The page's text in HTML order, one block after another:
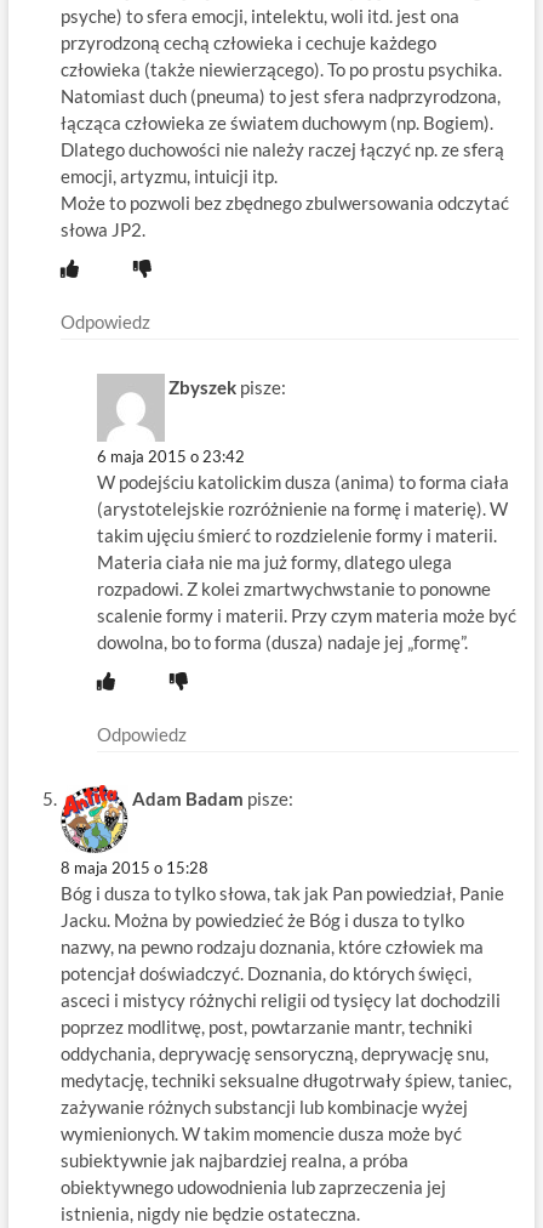
psyche) to sfera emocji, intelektu, woli itd. jest ona
przyrodzoną cechą człowieka i cechuje każdego
człowieka (także niewierzącego). To po prostu psychika.
Natomiast duch (pneuma) to jest sfera nadprzyrodzona,
łącząca człowieka ze światem duchowym (np. Bogiem).
Dlatego duchowości nie należy raczej łączyć np. ze sferą
emocji, artyzmu, intuicji itp.
Może to pozwoli bez zbędnego zbulwersowania odczytać
słowa JP2.
Odpowiedz
Zbyszek pisze:
6 maja 2015 o 23:42
W podejściu katolickim dusza (anima) to forma ciała
(arystotelejskie rozróżnienie na formę i materię). W
takim ujęciu śmierć to rozdzielenie formy i materii.
Materia ciała nie ma już formy, dlatego ulega
rozpadowi. Z kolei zmartwychwstanie to ponowne
scalenie formy i materii. Przy czym materia może być
dowolna, bo to forma (dusza) nadaje jej „formę”.
Odpowiedz
Adam Badam pisze:
8 maja 2015 o 15:28
Bóg i dusza to tylko słowa, tak jak Pan powiedział, Panie
Jacku. Można by powiedzieć że Bóg i dusza to tylko
nazwy, na pewno rodzaju doznania, które człowiek ma
potencjał doświadczyć. Doznania, do których święci,
asceci i mistycy różnychi religii od tysięcy lat dochodzili
poprzez modlitwę, post, powtarzanie mantr, techniki
oddychania, deprywację sensoryczną, deprywację snu,
medytację, techniki seksualne długotrwały śpiew, taniec,
zażywanie różnych substancji lub kombinacje wyżej
wymienionych. W takim momencie dusza może być
subiektywnie jak najbardziej realna, a próba
obiektywnego udowodnienia lub zaprzeczenia jej
istnienia, nigdy nie będzie ostateczna.